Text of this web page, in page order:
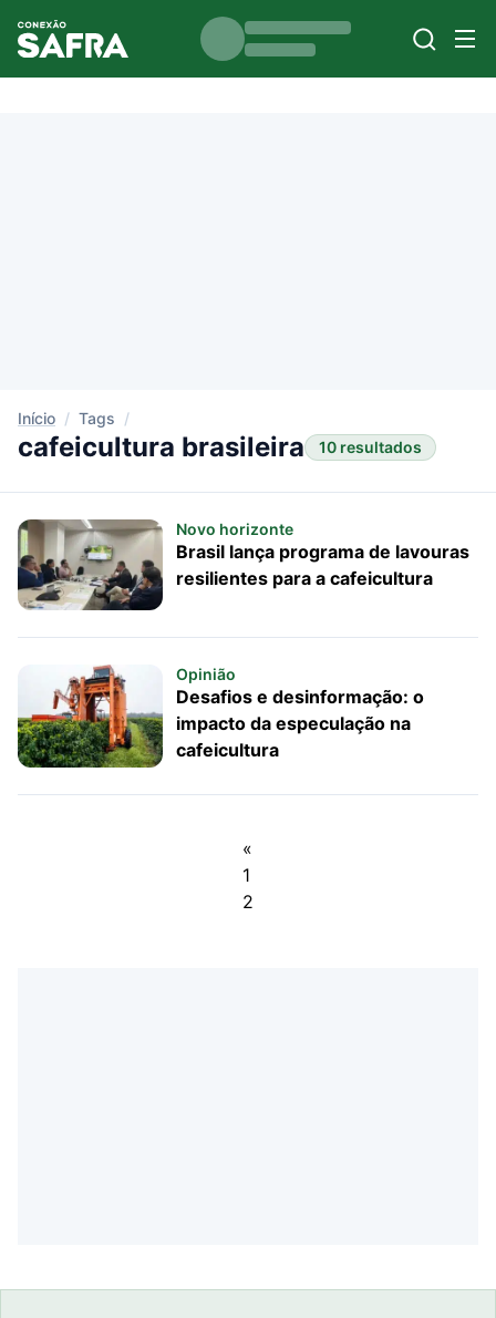
Início / Tags /
cafeicultura brasileira 10 resultados
Novo horizonte
Brasil lança programa de lavouras
resilientes para a cafeicultura
Opinião
Desafios e desinformação: o
impacto da especulação na
cafeicultura
«
1
2